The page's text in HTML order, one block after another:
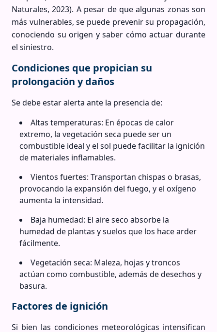
Naturales, 2023). A pesar de que algunas zonas son
más vulnerables, se puede prevenir su propagación,
conociendo su origen y saber cómo actuar durante
el siniestro.
Condiciones que propician su
prolongación y daños
Se debe estar alerta ante la presencia de:
Altas temperaturas: En épocas de calor
extremo, la vegetación seca puede ser un
combustible ideal y el sol puede facilitar la ignición
de materiales inflamables.
Vientos fuertes: Transportan chispas o brasas,
provocando la expansión del fuego, y el oxígeno
aumenta la intensidad.
Baja humedad: El aire seco absorbe la
humedad de plantas y suelos que los hace arder
fácilmente.
Vegetación seca: Maleza, hojas y troncos
actúan como combustible, además de desechos y
basura.
Factores de ignición
Si bien las condiciones meteorológicas intensifican